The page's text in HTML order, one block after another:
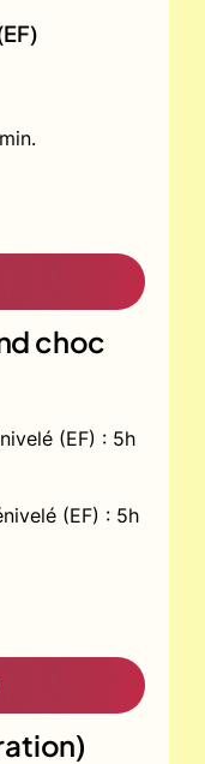
choc
(EF) : 5h
(EF) : 5h